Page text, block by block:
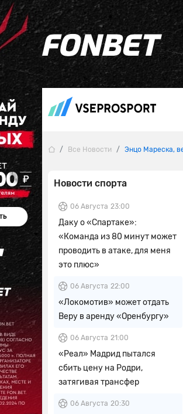
Все Новости Энцо Мареска,
Новости спорта
06 Августа 23:00
Даку о «Спартаке»:
«Команда из 80 минут может
проводить в атаке, для меня
это плюс»
06 Августа 22:00
«Локомотив» может отдать
Веру в аренду «Оренбургу»
06 Августа 21:00
«Реал» Мадрид пытался
сбить цену на Родри,
затягивая трансфер
06 Августа 20:30